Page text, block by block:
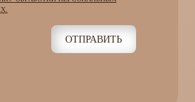
ОТПРАВИТЬ